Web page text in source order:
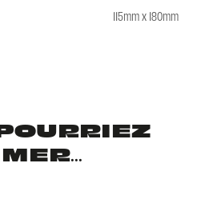
115mm x 180mm